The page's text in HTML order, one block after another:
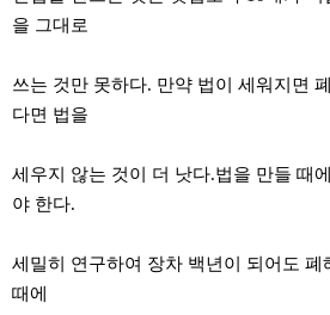
을 그대로
쓰는 것만 못하다. 만약 법이 세워지면
다면 법을
세우지 않는 것이 더 낫다.법을 만들 때
야 한다.
세밀히 연구하여 장차 백년이 되어도
때에